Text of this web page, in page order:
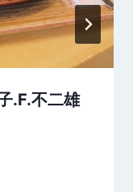
.F.不二雄